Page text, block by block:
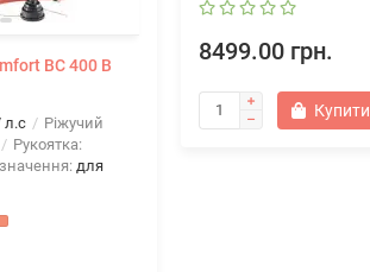
BC 400 B
л.с
Ріжучий
Рукоятка:
для
8499.00 грн.
Купити